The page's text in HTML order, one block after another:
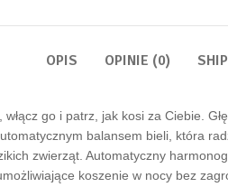
OPIS OPINIE (0)
go i patrz, jak kosi za Ciebie.
balansem bieli, która
zwierząt. Automatyczny
koszenie w nocy bez